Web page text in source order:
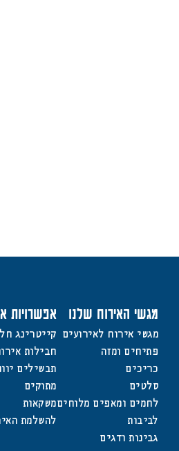
מגשי האירוח שלנו
מגשי אירוח לאירועים
פתיחים ומזה
כריכים
סלטים
לחמים ומאפים מלוחים
לביבות
גבינות ודגים
אפשרויות
קייטרינג
חבילות
תבשילים
מתוקים
משקאות
להשלמת